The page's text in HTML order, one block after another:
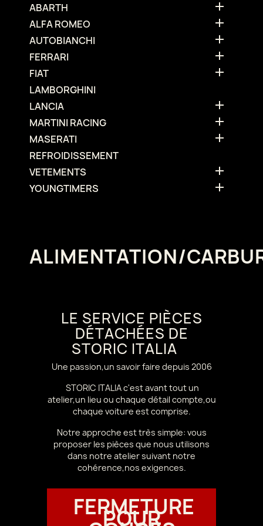
ABARTH 
ALFA ROMEO 
AUTOBIANCHI 
FERRARI 
FIAT 
LAMBORGHINI
LANCIA

MARTINI RACING 
MASERATI 
REFROIDISSEMENT
VETEMENTS

YOUNGTIMERS 
ALIMENTATION/
LE SERVICE PIÈCES
DÉTACHÉES DE
STORIC ITALIA
Une passion,un savoir faire depuis 2006
STORIC ITALIA c'est avant tout un
atelier,un lieu ou chaque détail compte,ou
chaque voiture est comprise.
Notre approche est très simple: vous
proposer les pièces que nous utilisons
dans notre atelier suivant notre
cohérence,nos exigences.
FERMETURE
POUR